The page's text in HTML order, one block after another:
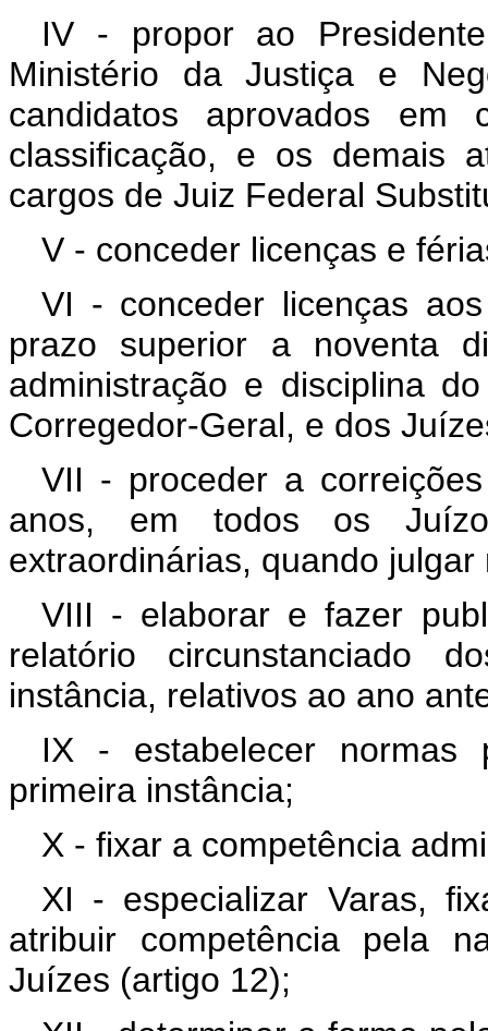
IV - propor ao
Ministério da Justiça e
candidatos aprovados em
classificação, e os demais
cargos de Juiz Federal
V - conceder licenças e
VI - conceder licenças
prazo superior a noventa
administração e disciplina
Corregedor-Geral, e dos
VII - proceder a
anos, em todos os
extraordinárias, quando julgar
VIII - elaborar e fazer
relatório circunstanciado
instância, relativos ao ano
IX - estabelecer normas
primeira instância;
X - fixar a competência
XI - especializar Varas,
atribuir competência pela
Juízes (artigo 12);